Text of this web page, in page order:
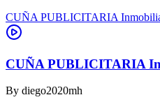
CUÑA PUBLICITARIA
CUÑA PUBLICITARIA
By diego2020mh